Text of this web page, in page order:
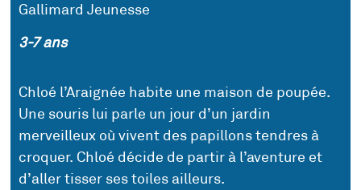
Gallimard Jeunesse
3-7 ans
Chloé l’Araignée habite une maison de poupée.
Une souris lui parle un jour d’un jardin
merveilleux où vivent des papillons tendres à
croquer. Chloé décide de partir à l’aventure et
d’aller tisser ses toiles ailleurs.